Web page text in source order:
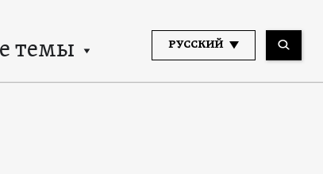
темы РУССКИЙ